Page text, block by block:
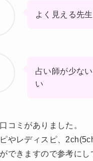
よく見える先
占い師が少な
い
コミがありました。
やレディスピ、
できますので参考にし